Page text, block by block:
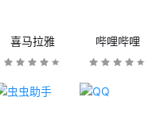
喜马拉雅 哔哩哔哩